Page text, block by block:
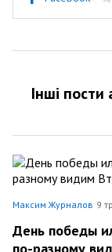
Інші пости
Максим Журналов 9
День победы